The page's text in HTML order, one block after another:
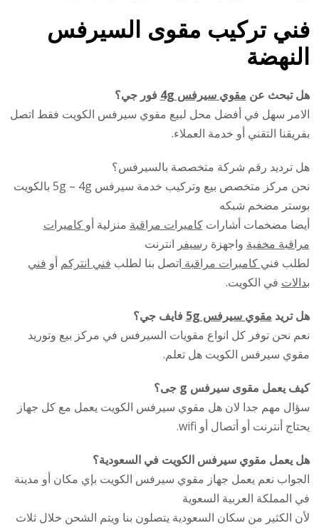
فني تركيب مقوى السيرفس
النهضة
هل تبحث عن مقوي سيرفس 4g
فور جي؟
الامر سهل في أفضل محل لبيع مقوي سيرفس الكويت فقط اتصل
بفريقنا التقني أو خدمة العملاء.
هل ترديد رقم شركة متخصصة بالسيرفس؟
نحن مركز متخصص بيع وتركيب خدمة سيرفس 5g – 4g بالكويت
بوستر مضخم شبكه
أيضا مضخمات أشاراتكاميرات مراقبة منزلية أو كاميرات
مراقبة مخفية واجهزة رسيفر انترنت
لطلب فني كاميرات مراقبة اتصل بنا لطلب فني انتركم أو فني
بدالات في الكويت.
هل تريد مقوي سيرفس 5g
فايف جي؟
نعم نحن توفر كل انواع مقويات السيرفس في مركز بيع وتوريد
مقوي سيرفس الكويت هل تعلم.
كيف يعمل مقوى سيرفس g جى؟
سؤال مهم جدا لان هل مقوي سيرفس الكويت يعمل مع كل جهاز
يحتاج أنترنت أو أتصال أو wifi.
هل يعمل مقوي سيرفس الكويت في السعودية؟
الجواب نعم يعمل جهاز مقوي سيرفس الكويت بإي مكان أو مدينة
في المملكة العربية السعوية
لأن الكثير من سكان السعودية يتصلون بنا ويتم الشحن خلال ثلاث